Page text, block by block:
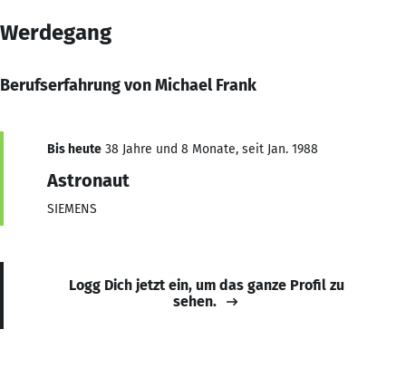
Werdegang
Berufserfahrung von Michael Frank
Bis heute 38 Jahre und 8 Monate, seit Jan. 1988
Astronaut
SIEMENS
Logg Dich jetzt ein, um das ganze Profil zu
sehen.